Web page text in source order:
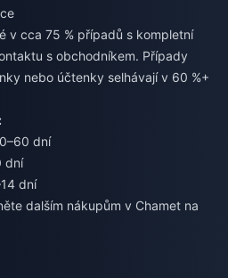
v cca 75 % případů s kompletní
s obchodníkem. Případy
nebo účtenky selhávají v 60 %+
dní
dní
dní
dalším nákupům v Chamet na